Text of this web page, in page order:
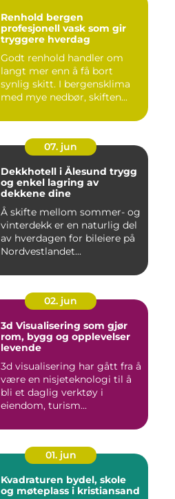
Renhold bergen
profesjonell vask som gir
tryggere hverdag
Godt renhold handler om
langt mer enn å få bort
synlig skitt. I bergensklima
med mye nedbør, skiften...
07. jun
Dekkhotell i Ålesund trygg
og enkel lagring av
dekkene dine
Å skifte mellom sommer- og
vinterdekk er en naturlig del
av hverdagen for bileiere på
Nordvestlandet...
02. jun
3d Visualisering som gjør
rom, bygg og opplevelser
levende
3d visualisering har gått fra å
være en nisjeteknologi til å
bli et daglig verktøy i
eiendom, turism...
01. jun
Kvadraturen bydel, skole
og møteplass i kristiansand